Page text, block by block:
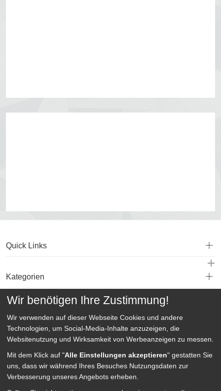
Quick Links
Kategorien
Wir benötigen Ihre Zustimmung!
Wir verwenden auf dieser Webseite Cookies und andere
Technologien, um Social-Media-Inhalte anzuzeigen, die
Websitenutzung und Wirksamkeit von Werbeanzeigen zu messen.
Mit dem Klick auf "Alle Einstellungen akzeptieren" gestatten Sie
uns, dass wir während Ihres Besuches Nutzungsdaten zur
Verbesserung unseres Angebots erheben.